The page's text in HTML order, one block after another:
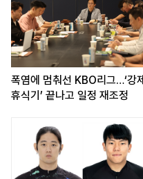
폭염에 멈춰선 KBO리그…‘강제
휴식기’ 끝나고 일정 재조정